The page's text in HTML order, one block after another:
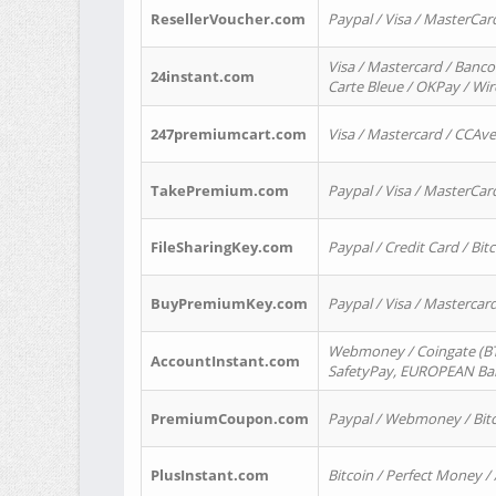
ResellerVoucher.com Paypal / Visa /
24instant.com
Visa / Mastercard /
Carte Bleue / OKPay /
247premiumcart.com Visa / Mastercard /
TakePremium.com Paypal / Visa /
FileSharingKey.com Paypal / Credit Card /
BuyPremiumKey.com Paypal / Visa /
AccountInstant.com
Webmoney / Coingate
SafetyPay, EUROPEAN
PremiumCoupon.com Paypal / Webmoney /
PlusInstant.com Bitcoin / Perfect Money /